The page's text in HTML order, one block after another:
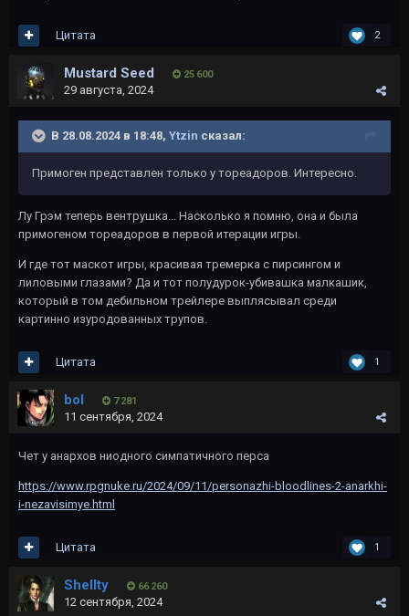
2
Цитата
Mustard Seed 25 600
29 августа, 2024
В 28.08.2024 в 18:48, Ytzin сказал:
Примоген представлен только у тореадоров. Интересно.
Лу Грэм теперь вентрушка... Насколько я помню, она и была
примогеном тореадоров в первой итерации игры.
И где тот маскот игры, красивая тремерка с пирсингом и
лиловыми глазами? Да и тот полудурок-убивашка малкашик,
который в том дебильном трейлере выплясывал среди
картинно изуродованных трупов.
1
Цитата
bol 7 281
11 сентября, 2024
Чет у анархов ниодного симпатичного перса
https://www.rpgnuke.ru/2024/09/11/personazhi-bloodlines-2-anarkhi-
i-nezavisimye.html
1
Цитата
Shellty 66 260
12 сентября, 2024